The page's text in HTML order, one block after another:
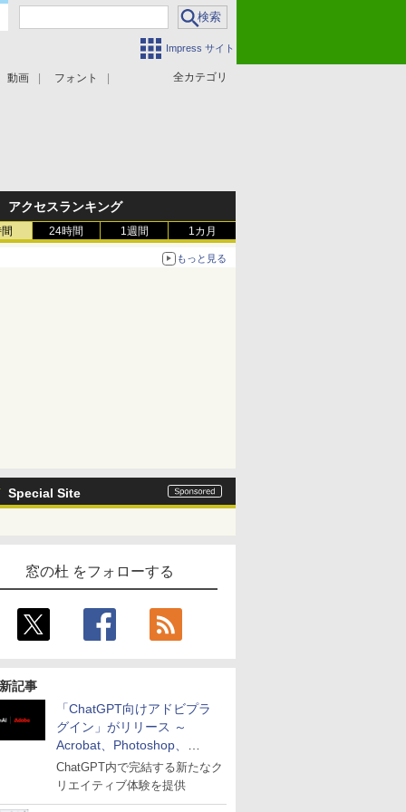
Impress サイト
全カテゴリ
動画 フォント
アクセスランキング
24時間 1週間 1カ月
もっと見る
Special Site
窓の杜 をフォローする
記事
「ChatGPT向けアドビプラ
グイン」がリリース ～
Acrobat、Photoshop、
Premiereなどの機能を1つの
プラグインに統合
ChatGPT内で完結する新たなク
リエイティブ体験を提供